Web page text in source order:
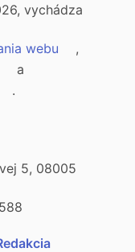
vychádza
webu
,
a
.
5, 08005